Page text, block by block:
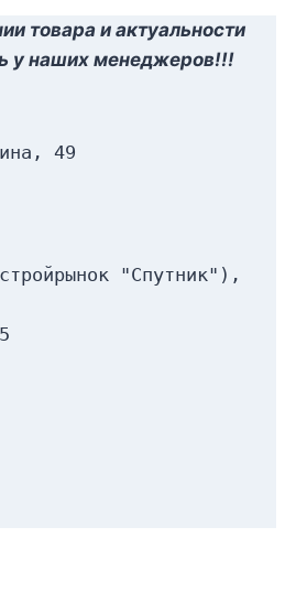
товара и актуальности
у наших менеджеров!!!
49
"Спутник"),